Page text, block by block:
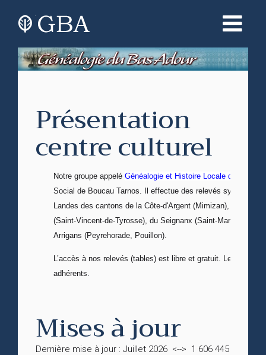
Présentation
centre culturel
Notre groupe appelé Généalogie et Histoire Locale du Bas
Social de Boucau Tarnos. Il effectue des relevés
Landes des cantons de la Côte-d'Argent (Mimizan), du
(Saint-Vincent-de-Tyrosse), du Seignanx (Saint-Martin-de-
Arrigans (Peyrehorade, Pouillon).
L’accès à nos relevés (tables) est libre et gratuit. Les
adhérents.
Mises à jour
Dernière mise à jour : Juillet 2026 <--> 1 606 445